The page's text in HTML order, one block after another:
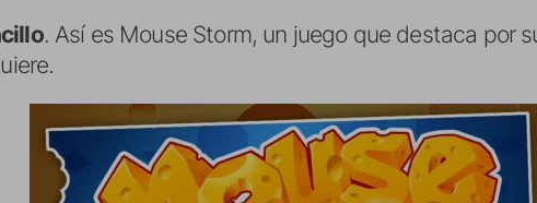
. Así es Mouse Storm, un juego que destaca por